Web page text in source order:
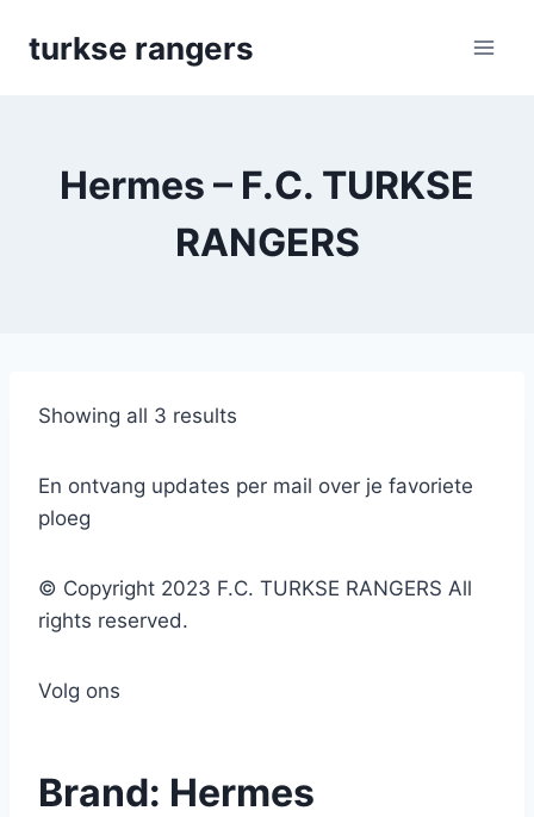
turkse rangers
Hermes – F.C. TURKSE
RANGERS
Showing all 3 results
En ontvang updates per mail over je favoriete
ploeg
© Copyright 2023 F.C. TURKSE RANGERS All
rights reserved.
Volg ons
Brand: Hermes